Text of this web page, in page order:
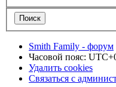
Smith Family - форум
Часовой пояс:
Удалить cookies
Связаться с